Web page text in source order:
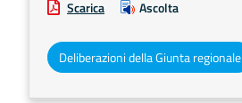
Scarica
Ascolta
Deliberazioni della Giunta regionale